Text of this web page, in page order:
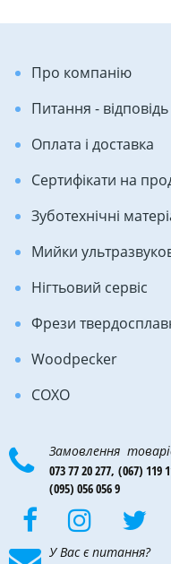
Про компанію
Питання - відповідь
Оплата і доставка
Сертифікати на
Зуботехнічні
Мийки
Нігтьовий сервіс
Фрези
Woodpecker
COXO
Замовлення
073 77 20 277, (067) 119
(095) 056 056 9
У Вас є питання?